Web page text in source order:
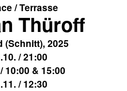
/ Terrasse
Thüroff
(Schnitt), 2025
/ 21:00
10:00 & 15:00
/ 12:30